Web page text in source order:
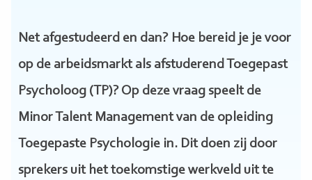
Net afgestudeerd en dan? Hoe bereid je je voor
op de arbeidsmarkt als afstuderend Toegepast
Psycholoog (TP)? Op deze vraag speelt de
Minor Talent Management van de opleiding
Toegepaste Psychologie in. Dit doen zij door
sprekers uit het toekomstige werkveld uit te